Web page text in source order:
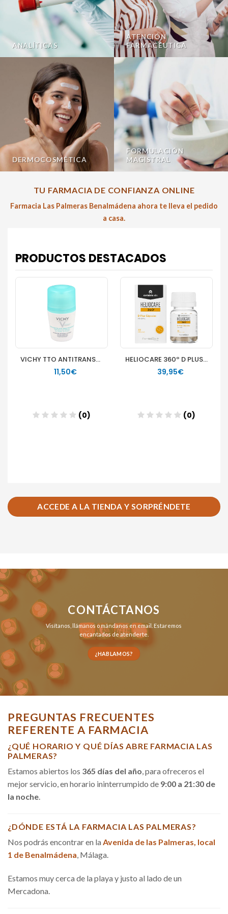
ANALÍTICAS
ATENCIÓN
FARMACÉUTICA
DERMOCOSMÉTICA
FORMULACIÓN
MAGISTRAL
TU FARMACIA DE CONFIANZA ONLINE
Farmacia Las Palmeras Benalmádena ahora te lleva el pedido
a casa.
ACCEDE A LA TIENDA Y SORPRÉNDETE
CONTÁCTANOS
Visítanos, llámanosomándanos en email . Estaremos
encantados de atenderte.
¿HABLAMOS?
PREGUNTAS FRECUENTES
REFERENTE A FARMACIA
¿QUÉ HORARIO Y QUÉ DÍAS ABRE FARMACIA LAS
PALMERAS?
Estamos abiertos los 365 días del año, para ofreceros el
mejor servicio, en horario ininterrumpido de 9:00 a 21:30 de
la noche.
¿DÓNDE ESTÁ LA FARMACIA LAS PALMERAS?
Nos podrás encontrar en la Avenida de las Palmeras, local
1 de Benalmádena, Málaga.
Estamos muy cerca de la playa y justo al lado de un
Mercadona.